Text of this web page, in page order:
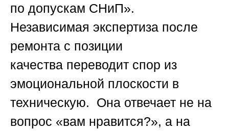
по допускам СНиП».
Независимая экспертиза после
ремонта с позиции
качества переводит спор из
эмоциональной плоскости в
техническую. Она отвечает не на
вопрос «вам нравится?», а на